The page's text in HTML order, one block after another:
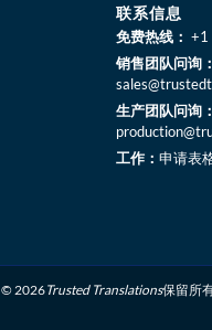
联系信息
免费热线： +1
销售团队问询：
生产团队问询：
工作：申请表
© 2026Trusted Translations保留所